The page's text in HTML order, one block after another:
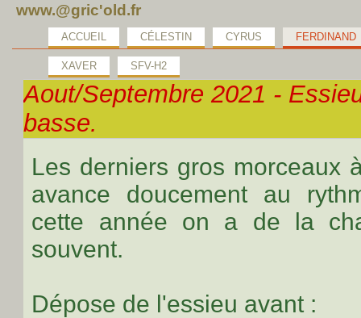
www.@gric'old.fr
ACCUEIL CÉLESTIN CYRUS FERDINAND
XAVER SFV-H2
Aout/Septembre 2021 -
basse.
Les derniers gros morceaux
avance doucement au
cette année on a de la
souvent.
Dépose de l'essieu avant :